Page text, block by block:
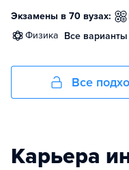
Экзамены в 70 вузах:
физика Все варианты
Все
Карьера